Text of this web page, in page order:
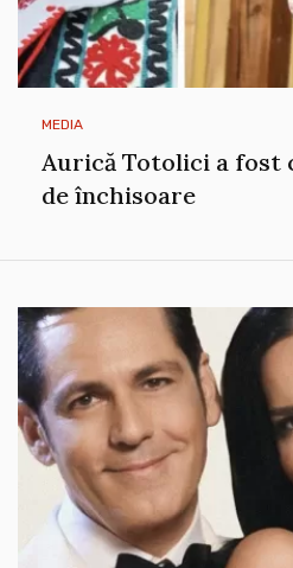
MEDIA
Aurică Totolici a fost
de închisoare